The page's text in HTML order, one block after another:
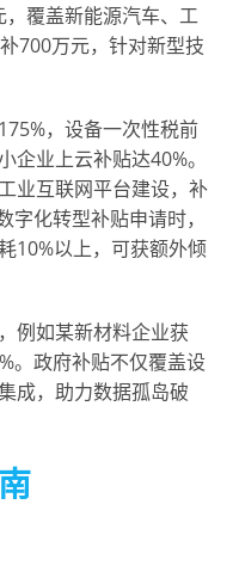
覆盖新能源汽车、工
700万元，针对新型技
，设备一次性税前
企业上云补贴达40%。
业互联网平台建设，补
化转型补贴申请时，
10%以上，可获额外倾
例如某新材料企业获
。政府补贴不仅覆盖设
成，助力数据孤岛破